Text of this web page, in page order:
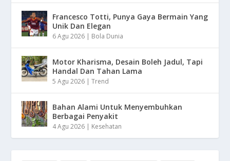
Francesco Totti, Punya Gaya Bermain Yang
Unik Dan Elegan
6 Agu 2026 | Bola Dunia
Motor Kharisma, Desain Boleh Jadul, Tapi
Handal Dan Tahan Lama
5 Agu 2026 |Trend
Bahan Alami Untuk Menyembuhkan
Berbagai Penyakit
4 Agu 2026 | Kesehatan